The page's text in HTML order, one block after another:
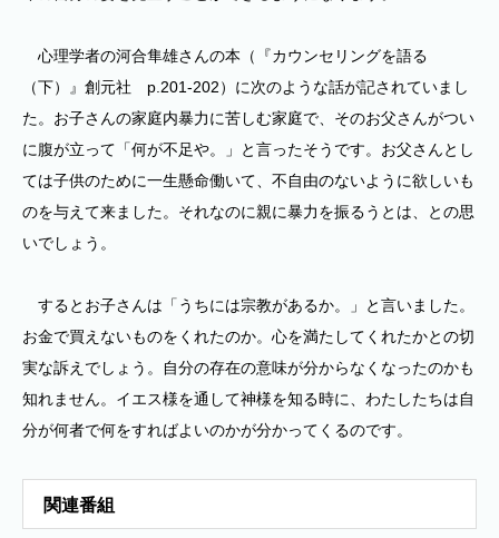
心理学者の河合隼雄さんの本（『カウンセリングを語る
（下）』創元社 p.201-202）に次のような話が記されていまし
た。お子さんの家庭内暴力に苦しむ家庭で、そのお父さんがつい
に腹が立って「何が不足や。」と言ったそうです。お父さんとし
ては子供のために一生懸命働いて、不自由のないように欲しいも
のを与えて来ました。それなのに親に暴力を振るうとは、との思
いでしょう。
するとお子さんは「うちには宗教があるか。」と言いました。
お金で買えないものをくれたのか。心を満たしてくれたかとの切
実な訴えでしょう。自分の存在の意味が分からなくなったのかも
知れません。イエス様を通して神様を知る時に、わたしたちは自
分が何者で何をすればよいのかが分かってくるのです。
関連番組